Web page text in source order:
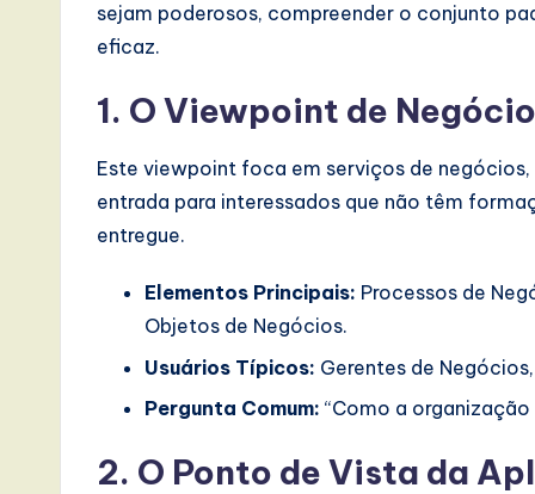
sejam poderosos, compreender o conjunto
eficaz.
1. O Viewpoint de
Este viewpoint foca em serviços de
entrada para interessados que não têm
entregue.
Elementos Principais: Processos de
Objetos de Negócios.
Usuários Típicos: Gerentes de
Pergunta Comum: “Como a
2. O Ponto de Vista da